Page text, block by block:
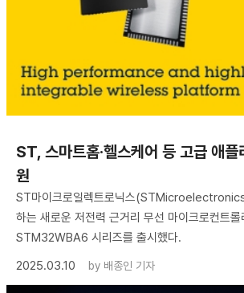
ST, 스마트홈·헬스케어 등 고급 애플
원
ST마이크로일렉트로닉스
하는 새로운 저전력 근거리 무선 마이크로컨트
STM32WBA6 시리즈를 출시했다.
2025.03.10
by 배종인 기자